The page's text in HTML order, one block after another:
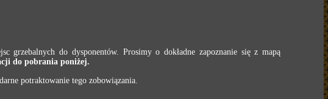
grzebalnych do dysponentów. Prosimy o dokładne zapoznanie się z mapą
do pobrania poniżej.
potraktowanie tego zobowiązania.